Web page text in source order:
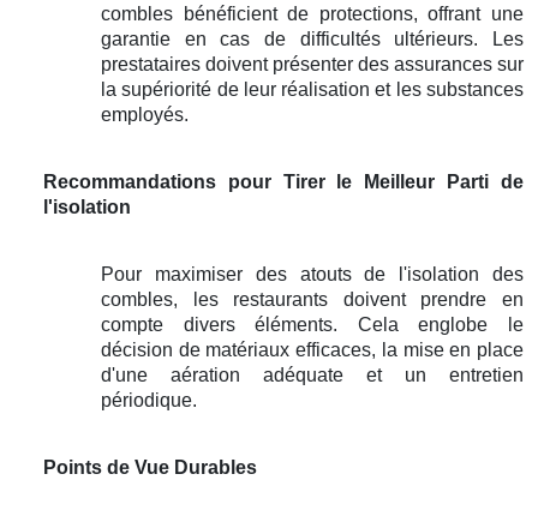
combles bénéficient de protections, offrant une
garantie en cas de difficultés ultérieurs. Les
prestataires doivent présenter des assurances sur
la supériorité de leur réalisation et les substances
employés.
Recommandations pour Tirer le Meilleur Parti de
l'isolation
Pour maximiser des atouts de l'isolation des
combles, les restaurants doivent prendre en
compte divers éléments. Cela englobe le
décision de matériaux efficaces, la mise en place
d'une aération adéquate et un entretien
périodique.
Points de Vue Durables